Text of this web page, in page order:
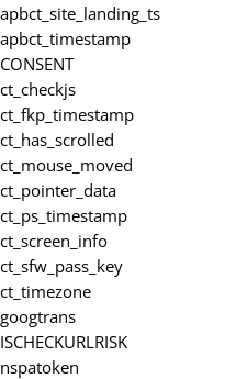
apbct_site_landing_ts
apbct_timestamp
CONSENT
ct_checkjs
ct_fkp_timestamp
ct_has_scrolled
ct_mouse_moved
ct_pointer_data
ct_ps_timestamp
ct_screen_info
ct_sfw_pass_key
ct_timezone
googtrans
ISCHECKURLRISK
nspatoken